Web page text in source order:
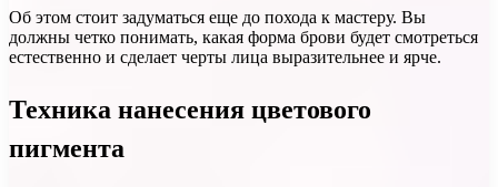
Об этом стоит задуматься еще до похода к мастеру. Вы
должны четко понимать, какая форма брови будет смотреться
естественно и сделает черты лица выразительнее и ярче.
Техника нанесения цветового
пигмента